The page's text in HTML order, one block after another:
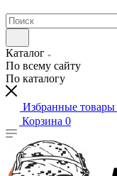
Каталог
По всему сайту
По каталогу
Избранные товары
Корзина 0